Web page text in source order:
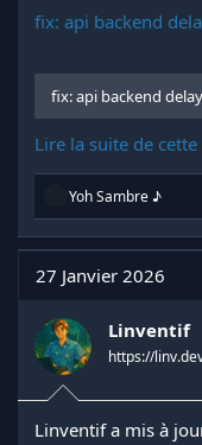
fix: api backend
fix: api backend delay
Lire la suite de
R
a
c
t
i
n
s
:
Yoh Sambre ♪
27 Janvier 2026
Linventif
https://
Linventif a mis à